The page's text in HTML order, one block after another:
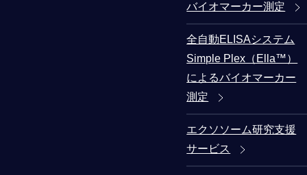
バイオマーカー測定
全自動ELISAシステム
Simple Plex（Ella™）
によるバイオマーカー
測定
エクソソーム研究支援
サービス